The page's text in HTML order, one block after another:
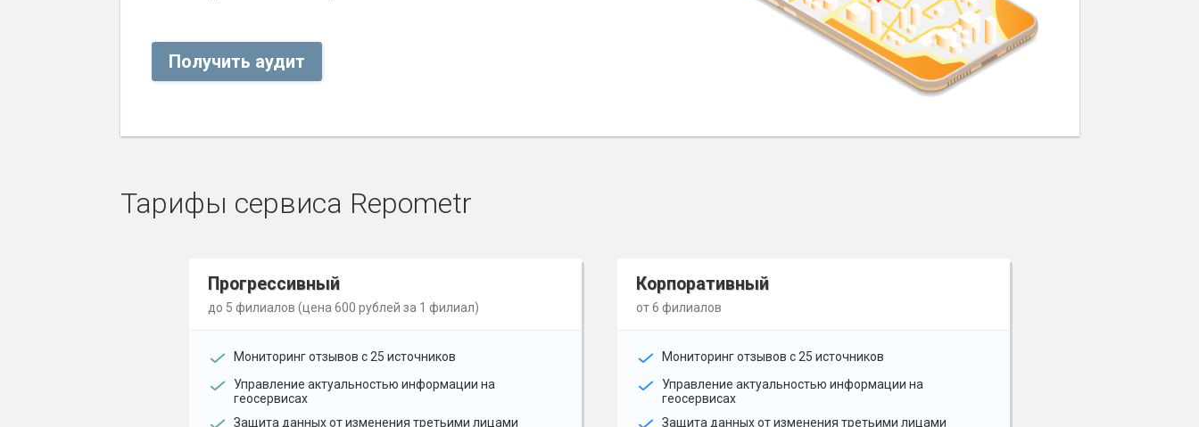
Получить аудит
Тарифы сервиса Repometr
Прогрессивный
до 5 филиалов (цена 600 рублей за 1 филиал)
Мониторинг отзывов с 25 источников
Управление актуальностью информации на
геосервисах
Защита данных от изменения третьими лицами
Корпоративный
от 6 филиалов
Мониторинг отзывов с 25 источников
Управление актуальностью информации на
геосервисах
Защита данных от изменения третьими лицами